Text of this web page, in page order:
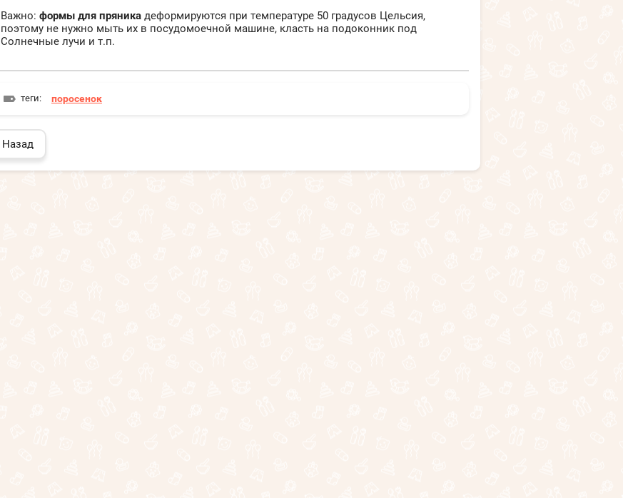
Важно: формы для пряника деформируются при температуре 50 градусов Цельсия,
поэтому не нужно мыть их в посудомоечной машине, класть на подоконник под
Солнечные лучи и т.п.
теги: поросенок
Назад